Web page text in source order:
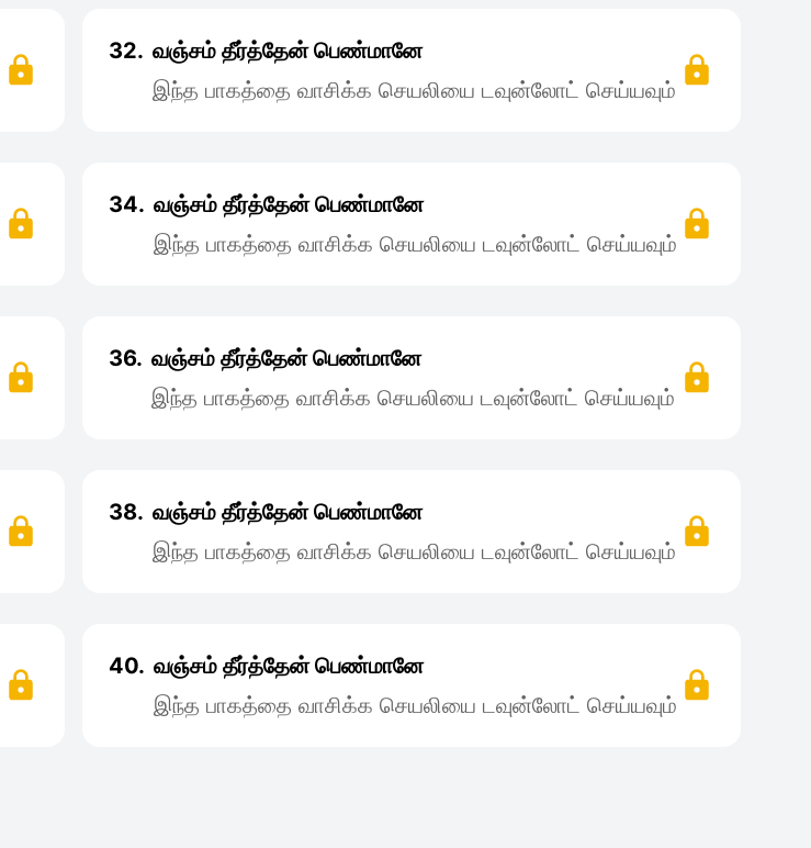
32. வஞ்சம் தீர்த்தேன் பெண்மானே
இந்த பாகத்தை வாசிக்க செயலியை டவுன்லோட் செய்யவும்
34. வஞ்சம் தீர்த்தேன் பெண்மானே
இந்த பாகத்தை வாசிக்க செயலியை டவுன்லோட் செய்யவும்
36. வஞ்சம் தீர்த்தேன் பெண்மானே
இந்த பாகத்தை வாசிக்க செயலியை டவுன்லோட் செய்யவும்
38. வஞ்சம் தீர்த்தேன் பெண்மானே
இந்த பாகத்தை வாசிக்க செயலியை டவுன்லோட் செய்யவும்
40. வஞ்சம் தீர்த்தேன் பெண்மானே
இந்த பாகத்தை வாசிக்க செயலியை டவுன்லோட் செய்யவும்